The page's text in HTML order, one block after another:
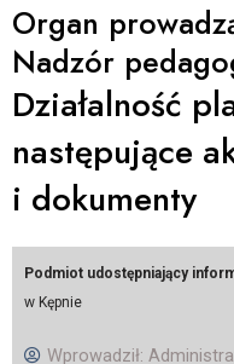
Organ
Nadzór
Działalność
następujące
i dokumenty
Podmiot udostępniający
w Kępnie
Wprowadził: